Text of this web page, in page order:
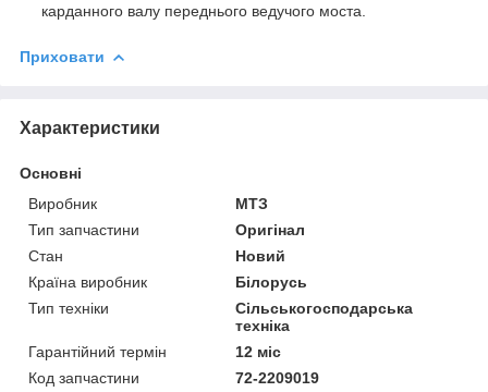
карданного валу переднього ведучого моста.
Приховати
Характеристики
Основні
Виробник
МТЗ
Тип запчастини
Оригінал
Стан
Новий
Країна виробник
Білорусь
Тип техніки
Сільськогосподарська
техніка
Гарантійний термін
12 міс
Код запчастини
72-2209019